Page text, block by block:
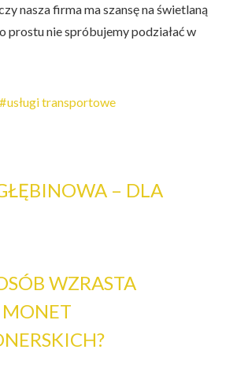
nasza firma ma szansę na świetlaną
prostu nie spróbujemy podziałać w
usługi transportowe
– DLA
WZRASTA
MONET